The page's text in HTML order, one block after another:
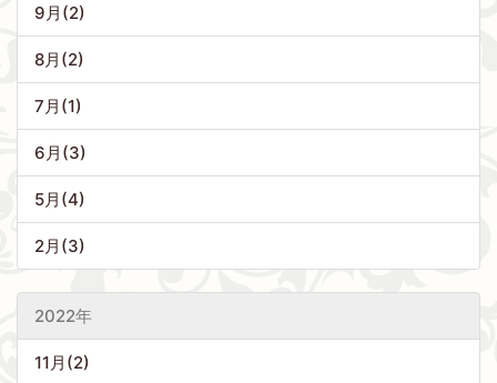
9月(2)
8月(2)
7月(1)
6月(3)
5月(4)
2月(3)
2022年
11月(2)